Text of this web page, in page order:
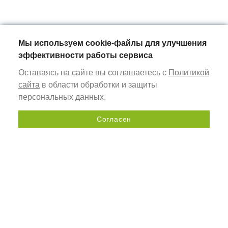
Отправить запрос
Мы используем cookie-файлы для улучшения
эффективности работы сервиса
Оставаясь на сайте вы соглашаетесь с Политикой
сайта в области обработки и защиты
персональных данных.
Согласен